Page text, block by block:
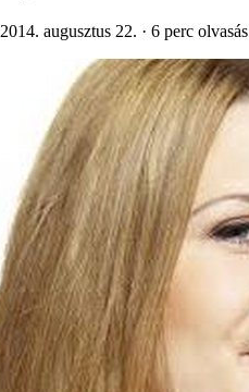
2014. augusztus 22. · 6 perc olvasás